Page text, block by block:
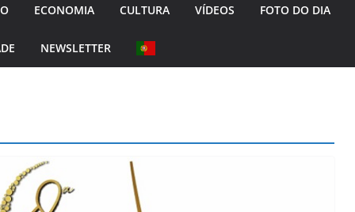
ECONOMIA CULTURA VÍDEOS FOTO DO DIA
NEWSLETTER